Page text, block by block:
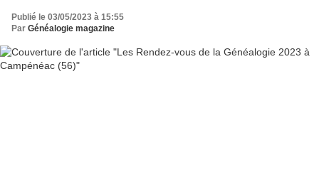
Publié le 03/05/2023 à 15:55
Par Généalogie magazine